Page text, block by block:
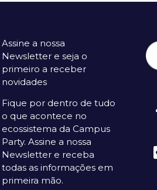
Assine a nossa
Newsletter e seja o
primeiro a receber
novidades
Fique por dentro de tudo
o que acontece no
ecossistema da Campus
Party. Assine a nossa
Newsletter e receba
todas as informações em
primeira mão.